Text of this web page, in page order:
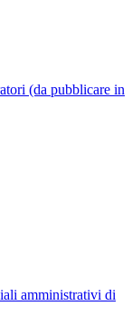
(da pubblicare in
amministrativi di